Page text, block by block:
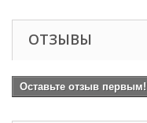
ОТЗЫВЫ
Оставьте отзыв первым!